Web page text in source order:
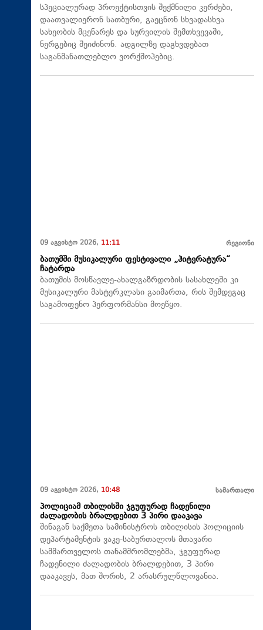
სპეციალურად პროექტისთვის შექმნილი კერძები,
დაათვალიერონ სათბური, გაეცნონ სხვადასხვა
სახეობის მცენარეს და სურვილის შემთხვევაში,
ნერგებიც შეიძინონ. ადგილზე დაგხვდებათ
საგანმანათლებლო ვორქშოპებიც.
09 აგვისტო 2026, 11:11 რეგიონი
ბათუმში მუსიკალური ფესტივალი „ჰიტერატურა“
ჩატარდა
ბათუმის მოსწავლე-ახალგაზრდობის სასახლეში კი
მუსიკალური მასტერკლასი გაიმართა, რის შემდეგაც
საგამოფენო პერფორმანსი მოეწყო.
09 აგვისტო 2026, 10:48 სამართალი
პოლიციამ თბილისში ჯგუფურად ჩადენილი
ძალადობის ბრალდებით 3 პირი დააკავა
შინაგან საქმეთა სამინისტროს თბილისის პოლიციის
დეპარტამენტის ვაკე-საბურთალოს მთავარი
სამმართველოს თანამშრომლებმა, ჯგუფურად
ჩადენილი ძალადობის ბრალდებით, 3 პირი
დააკავეს, მათ შორის, 2 არასრულწლოვანია.